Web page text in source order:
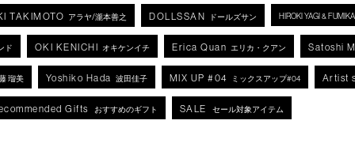
TAKIMOTO アラヤ/瀧本善之 DOLLSSAN ドールズサン HIROKI YAGI &
ド OKI KENICHI オキケンイチ Erica Quan エリカ・クアン Satoshi
瑠美 Yoshiko Hada 波田佳子 MIX UP #04 ミックスアップ#04 Artist
Gifts おすすめのギフト SALE セール対象アイテム